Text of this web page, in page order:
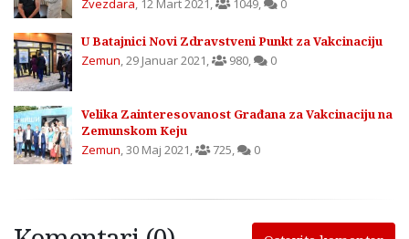
Zvezdara, 12 Mart 2021, 1049, 0
U Batajnici Novi Zdravstveni Punkt za Vakcinaciju
Zemun,29 Januar 2021, 980, 0
Velika Zainteresovanost Građana za Vakcinaciju na
Zemunskom Keju
Zemun,30 Maj 2021, 725, 0